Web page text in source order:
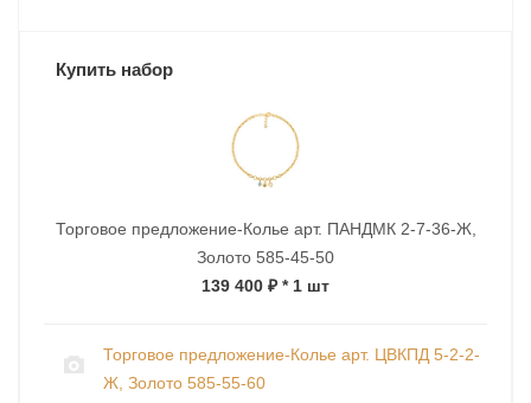
Купить набор
Торговое предложение-Колье арт. ПАНДМК 2-7-36-Ж,
Золото 585-45-50
139 400 ₽* 1 шт
Торговое предложение-Колье арт. ЦВКПД 5-2-2-
Ж, Золото 585-55-60